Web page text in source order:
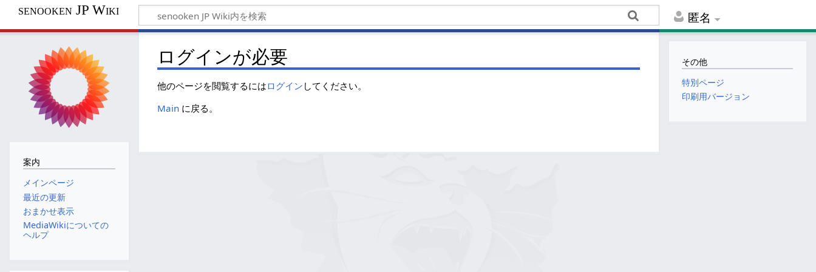
匿名
senooken JP Wiki
ログインが必要
他のページを閲覧するにはログイン してください。
Main に戻る。
案内
メインページ
最近の更新
おまかせ表示
MediaWikiについての
ヘルプ
その他
特別ページ
印刷用バージョン